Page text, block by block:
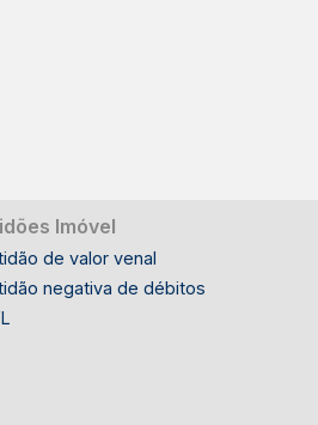
Imóvel
de valor venal
negativa de débitos